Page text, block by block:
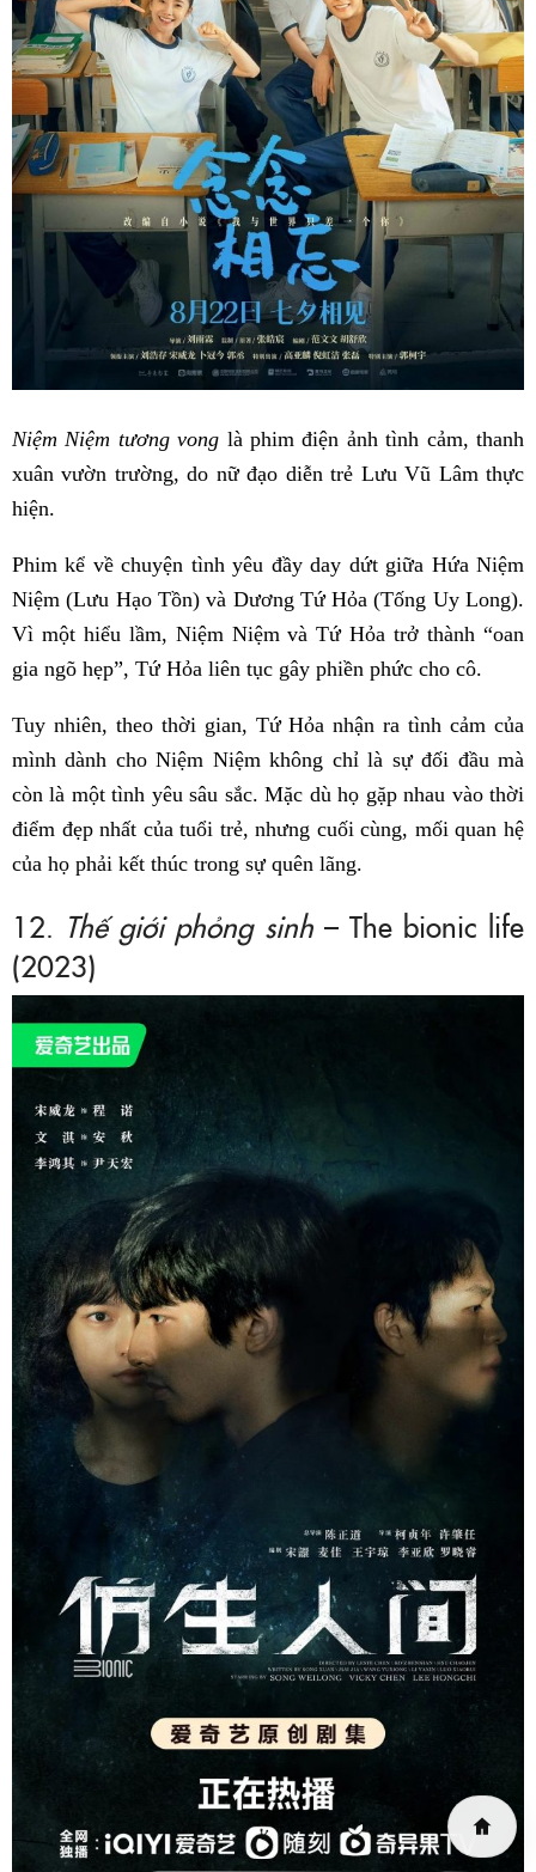
Niệm Niệm tương vong là phim điện ảnh tình cảm, thanh
xuân vườn trường, do nữ đạo diễn trẻ Lưu Vũ Lâm thực
hiện.
Phim kể về chuyện tình yêu đầy day dứt giữa Hứa Niệm
Niệm (Lưu Hạo Tồn) và Dương Tứ Hỏa (Tống Uy Long).
Vì một hiểu lầm, Niệm Niệm và Tứ Hỏa trở thành “oan
gia ngõ hẹp”, Tứ Hỏa liên tục gây phiền phức cho cô.
Tuy nhiên, theo thời gian, Tứ Hỏa nhận ra tình cảm của
mình dành cho Niệm Niệm không chỉ là sự đối đầu mà
còn là một tình yêu sâu sắc. Mặc dù họ gặp nhau vào thời
điểm đẹp nhất của tuổi trẻ, nhưng cuối cùng, mối quan hệ
của họ phải kết thúc trong sự quên lãng.
12. Thế giới phỏng sinh– The bionic life
(2023)